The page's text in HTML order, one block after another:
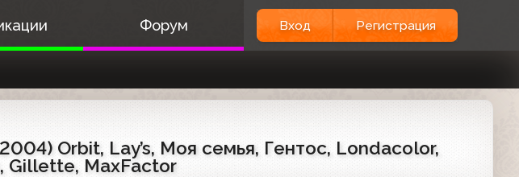
Форум Вход Регистрация
Orbit, Lay’s, Моя семья, Гентос, Londacolor,
Gillette, MaxFactor